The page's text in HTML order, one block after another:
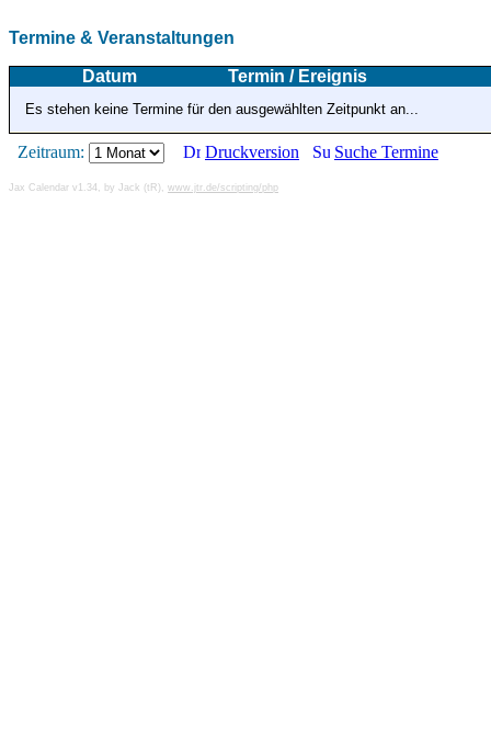
Termine & Veranstaltungen
Datum Termin / Ereignis
Es stehen keine Termine für den ausgewählten Zeitpunkt an...
Zeitraum: Druckversion Suche Termine
Jax Calendar v1.34, by Jack (tR), www.jtr.de/scripting/php